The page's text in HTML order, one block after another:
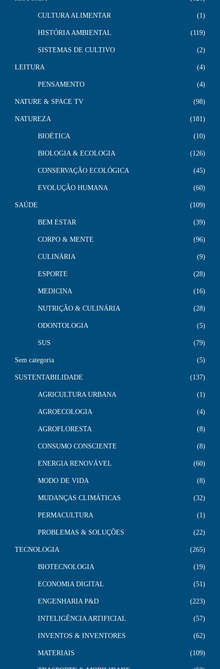
CULTURA ALIMENTAR 1
HISTÓRIA AMBIENTAL 119
SISTEMAS DE CULTIVO 2
LEITURA 4
PENSAMENTO 4
NATURE & SPACE TV 98
NATUREZA 181
BIOÉTICA 10
BIOLOGIA & ECOLOGIA 126
CONSERVAÇÃO ECOLÓGICA 45
EVOLUÇÃO HUMANA 60
SAÚDE 109
BEM ESTAR 39
CORPO & MENTE 96
CULINÁRIA 9
ESPORTE 28
MEDICINA 16
NUTRIÇÃO & CULINÁRIA 28
ODONTOLOGIA 5
SUS 79
Sem categoria 5
SUSTENTABILIDADE 137
AGRICULTURA URBANA 1
AGROECOLOGIA 4
AGROFLORESTA 8
CONSUMO CONSCIENTE 8
ENERGIA RENOVÁVEL 60
MODO DE VIDA 8
MUDANÇAS CLIMÁTICAS 32
PERMACULTURA 1
PROBLEMAS & SOLUÇÕES 22
TECNOLOGIA 265
BIOTECNOLOGIA 19
ECONOMIA DIGITAL 51
ENGENHARIA P&D 223
INTELIGÊNCIA ARTIFICIAL 57
INVENTOS & INVENTORES 62
MATERIAIS 109